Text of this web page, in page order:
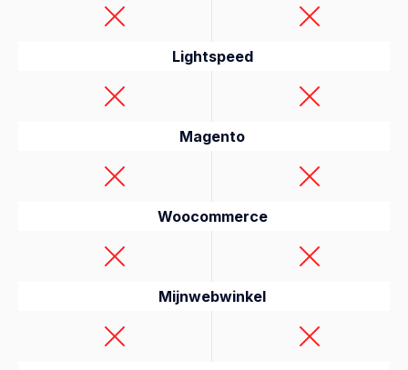
Lightspeed
Magento
Woocommerce
Mijnwebwinkel